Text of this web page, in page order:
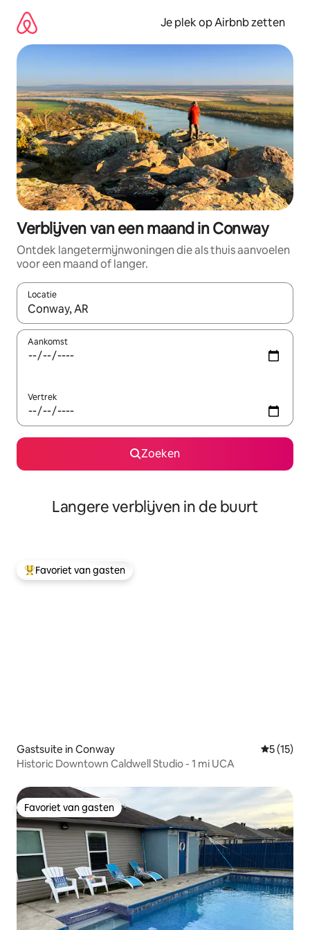
direct
naar
inhoud
Je plek op Airbnb zetten
Verblijven van een maand in Conway
Ontdek langetermijnwoningen die als thuis aanvoelen
voor een maand of langer.
Locatie
Wanneer er resultaten beschikbaar zijn, maak je een keuze
Aankomst
Vertrek
Zoeken
Langere verblijven in de buurt
Topfavoriet van gasten
Favoriet van gasten
Gastsuite in Conway
5 (15)
Historic Downtown Caldwell Studio - 1 mi UCA
Favoriet van gasten
Favoriet van gasten